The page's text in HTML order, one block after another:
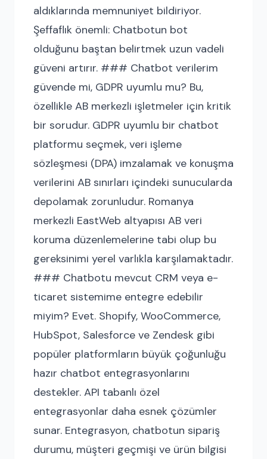
aldıklarında memnuniyet bildiriyor.
Şeffaflık önemli: Chatbotun bot
olduğunu baştan belirtmek uzun vadeli
güveni artırır. ### Chatbot verilerim
güvende mi, GDPR uyumlu mu? Bu,
özellikle AB merkezli işletmeler için kritik
bir sorudur. GDPR uyumlu bir chatbot
platformu seçmek, veri işleme
sözleşmesi (DPA) imzalamak ve konuşma
verilerini AB sınırları içindeki sunucularda
depolamak zorunludur. Romanya
merkezli EastWeb altyapısı AB veri
koruma düzenlemelerine tabi olup bu
gereksinimi yerel varlıkla karşılamaktadır.
### Chatbotu mevcut CRM veya e-
ticaret sistemime entegre edebilir
miyim? Evet. Shopify, WooCommerce,
HubSpot, Salesforce ve Zendesk gibi
popüler platformların büyük çoğunluğu
hazır chatbot entegrasyonlarını
destekler. API tabanlı özel
entegrasyonlar daha esnek çözümler
sunar. Entegrasyon, chatbotun sipariş
durumu, müşteri geçmişi ve ürün bilgisi